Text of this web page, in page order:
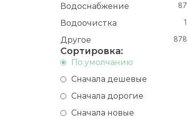
Водоснабжение 87
Водоочистка 1
Другое 878
Сортировка:
По умолчанию
Сначала дешевые
Сначала дорогие
Сначала новые